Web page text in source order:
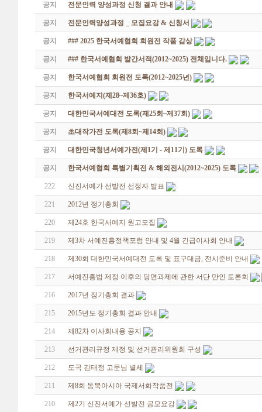
공지 전문인력 양성과정 신청 결과 안내
공지 전문인력양성과정 _ 모집요강 & 신청서
공지 ### 2025 한국서예협회 회원전 작품 감상
공지 ### 한국서예협회 발간서적(2012~2025) 전체입니다.
공지 한국서예협회 회원전 도록(2012~2025년)
공지 한국서예지(제28~제36호)
공지 대한민국서예대전 도록(제25회~제37회)
공지 초대작가전 도록(제8회~제14회)
공지 대한민국청년서예가전(제1기 - 제11기) 도록
공지 한국서예협회 특별기획전 & 해외전시(2012~2025) 도록
222 신진서예가 선발전 선정자 발표
221 2012년 정기총회
220 제24호 한국서예지 원고모집
219 제3차 서예진흥정책포럼 안내 및 4월 긴급이사회 안내
218 제30회 대한민국서예대전 도록 및 표구대금, 전시준비 안내
217 서예진흥법 제정 이후의 당면과제에 관한 서단 만인 토론회
216 2017년 정기총회 결과
215 2015년도 정기총회 결과 안내
214 제82차 이사회내용 공지
213 선거관리규정 제정 및 선거관리위원회 구성
212 도곡 김태정 고문님 별세
211 제8회 동북아시아 국제서화작품전
210 제2기 신진서예가 선발전 공모요강